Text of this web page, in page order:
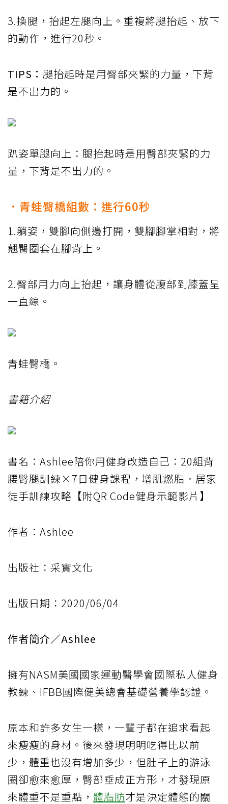
3.換腿，抬起左腿向上。重複將腿抬起、放下
的動作，進行20秒。
TIPS： 腿抬起時是用臀部夾緊的力量，下背
是不出力的。
趴姿單腿向上：腿抬起時是用臀部夾緊的力
量，下背是不出力的。
．青蛙臀橋組數：進行60秒
1.躺姿，雙腳向側邊打開，雙腳腳掌相對，將
翹臀圈套在腳背上。
2.臀部用力向上抬起，讓身體從腹部到膝蓋呈
一直線。
青蛙臀橋。
書籍介紹
書名：Ashlee陪你用健身改造自己：20組背
腰臀腿訓練×7日健身課程，增肌燃脂．居家
徒手訓練攻略【附QR Code健身示範影片】
作者：Ashlee
出版社：采實文化
出版日期：2020/06/04
作者簡介／Ashlee
擁有NASM美國國家運動醫學會國際私人健身
教練、IFBB國際健美總會基礎營養學認證。
原本和許多女生一樣，一輩子都在追求看起
來瘦瘦的身材。後來發現明明吃得比以前
少，體重也沒有增加多少，但肚子上的游泳
圈卻愈來愈厚，臀部垂成正方形，才發現原
來體重不是重點， 體脂肪才是決定體態的關